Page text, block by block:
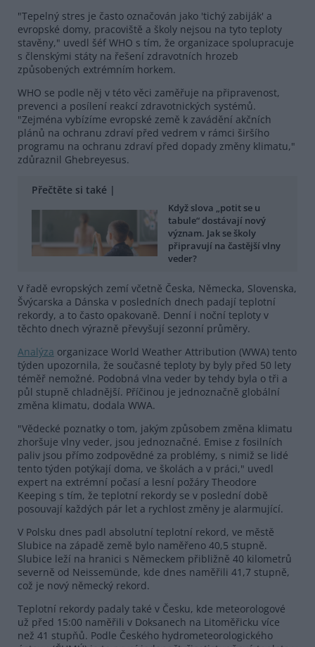
"Tepelný stres je často označován jako 'tichý zabiják' a
evropské domy, pracoviště a školy nejsou na tyto teploty
stavěny," uvedl šéf WHO s tím, že organizace spolupracuje
s členskými státy na řešení zdravotních hrozeb
způsobených extrémním horkem.
WHO se podle něj v této věci zaměřuje na připravenost,
prevenci a posílení reakcí zdravotnických systémů.
"Zejména vybízíme evropské země k zavádění akčních
plánů na ochranu zdraví před vedrem v rámci širšího
programu na ochranu zdraví před dopady změny klimatu,"
zdůraznil Ghebreyesus.
Přečtěte si také |
Když slova „potit se u
tabule“ dostávají nový
význam. Jak se školy
připravují na častější vlny
veder?
V řadě evropských zemí včetně Česka, Německa, Slovenska,
Švýcarska a Dánska v posledních dnech padají teplotní
rekordy, a to často opakovaně. Denní i noční teploty v
těchto dnech výrazně převyšují sezonní průměry.
Analýza organizace World Weather Attribution (WWA) tento
týden upozornila, že současné teploty by byly před 50 lety
téměř nemožné. Podobná vlna veder by tehdy byla o tři a
půl stupně chladnější. Příčinou je jednoznačně globální
změna klimatu, dodala WWA.
"Vědecké poznatky o tom, jakým způsobem změna klimatu
zhoršuje vlny veder, jsou jednoznačné. Emise z fosilních
paliv jsou přímo zodpovědné za problémy, s nimiž se lidé
tento týden potýkají doma, ve školách a v práci," uvedl
expert na extrémní počasí a lesní požáry Theodore
Keeping s tím, že teplotní rekordy se v poslední době
posouvají každých pár let a rychlost změny je alarmující.
V Polsku dnes padl absolutní teplotní rekord, ve městě
Slubice na západě země bylo naměřeno 40,5 stupně.
Slubice leží na hranici s Německem přibližně 40 kilometrů
severně od Neissemünde, kde dnes naměřili 41,7 stupně,
což je nový německý rekord.
Teplotní rekordy padaly také v Česku, kde meteorologové
už před 15:00 naměřili v Doksanech na Litoměřicku více
než 41 stupňů. Podle Českého hydrometeorologického